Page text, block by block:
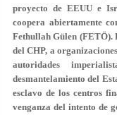
proyecto de EEUU e
coopera abiertamente
Fethullah Gülen (FETÖ).
del CHP, a
autoridades
desmantelamiento del
esclavo de los centros
venganza del intento de